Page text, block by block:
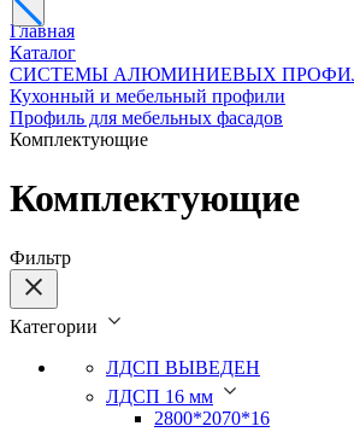
Главная
Каталог
СИСТЕМЫ АЛЮМИНИЕВЫХ
Кухонный и мебельный профили
Профиль для мебельных фасадов
Комплектующие
Комплектующие
Фильтр
Категории
ЛДСП ВЫВЕДЕН
ЛДСП 16 мм
2800*2070*16